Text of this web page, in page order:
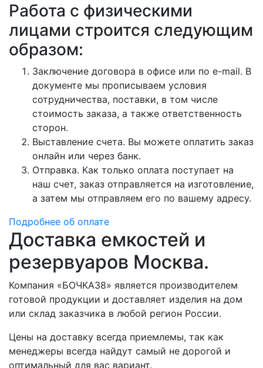
Работа с физическими
лицами строится следующим
образом:
Заключение договора в офисе или по e-mail. В
документе мы прописываем условия
сотрудничества, поставки, в том числе
стоимость заказа, а также ответственность
сторон.
Выставление счета. Вы можете оплатить заказ
онлайн или через банк.
Отправка. Как только оплата поступает на
наш счет, заказ отправляется на изготовление,
а затем мы отправляем его по вашему адресу.
Подробнее об оплате
Доставка емкостей и
резервуаров Москва.
Компания «БОЧКА38» является производителем
готовой продукции и доставляет изделия на дом
или склад заказчика в любой регион России.
Цены на доставку всегда приемлемы, так как
менеджеры всегда найдут самый не дорогой и
оптимальный для вас вариант.